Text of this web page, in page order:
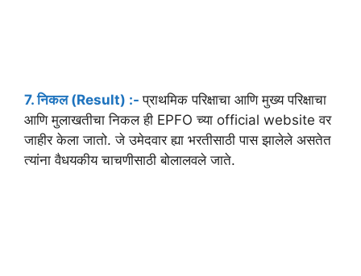
7. निकल (Result) :-प्राथमिक परिक्षाचा आणि मुख्य परिक्षाचा
आणि मुलाखतीचा निकल ही EPFO च्या official website वर
जाहीर केला जातो. जे उमेदवार ह्या भरतीसाठी पास झालेले असतेत
त्यांना वैधयकीय चाचणीसाठी बोलालवले जाते.